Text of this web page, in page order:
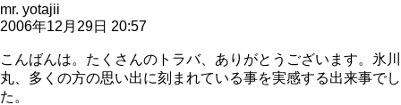
mr. yotajii
2006年12月29日 20:57
こんばんは。たくさんのトラバ、ありがとうございます。氷川
丸、多くの方の思い出に刻まれている事を実感する出来事でし
た。